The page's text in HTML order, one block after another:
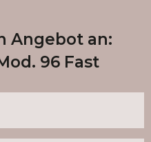
Angebot an:
96 Fast